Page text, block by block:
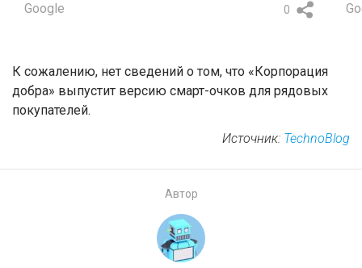
0
Google
К сожалению, нет сведений о том, что «Корпорация
добра» выпустит версию смарт-очков для рядовых
покупателей.
Источник: TechnoBlog
Автор